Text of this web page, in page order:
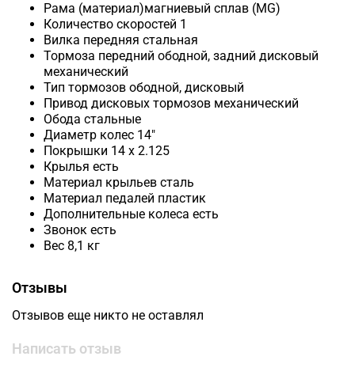
Рама (материал)магниевый сплав (MG)
Количество скоростей 1
Вилка передняя стальная
Тормоза передний ободной, задний дисковый
механический
Тип тормозов ободной, дисковый
Привод дисковых тормозов механический
Обода стальные
Диаметр колес 14"
Покрышки 14 х 2.125
Крылья есть
Материал крыльев сталь
Материал педалей пластик
Дополнительные колеса есть
Звонок есть
Вес 8,1 кг
Отзывы
Отзывов еще никто не оставлял
Написать отзыв